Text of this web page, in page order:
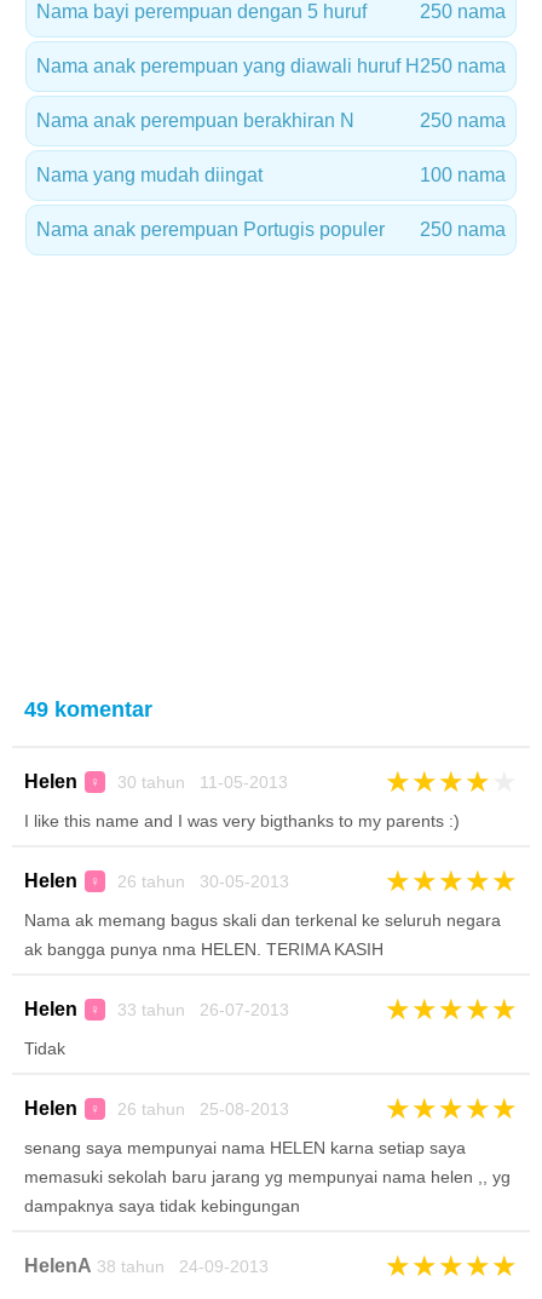
Nama bayi perempuan dengan 5 huruf 250 nama
Nama anak perempuan yang diawali huruf H 250 nama
Nama anak perempuan berakhiran N 250 nama
Nama yang mudah diingat 100 nama
Nama anak perempuan Portugis populer 250 nama
49 komentar
Helen ♀ 30 tahun 11-05-2013 ★★★★
I like this name and I was very bigthanks to my parents :)
Helen ♀ 26 tahun 30-05-2013 ★★★★★
Nama ak memang bagus skali dan terkenal ke seluruh negara
ak bangga punya nma HELEN. TERIMA KASIH
Helen ♀ 33 tahun 26-07-2013 ★★★★★
Tidak
Helen ♀ 26 tahun 25-08-2013 ★★★★★
senang saya mempunyai nama HELEN karna setiap saya
memasuki sekolah baru jarang yg mempunyai nama helen ,, yg
dampaknya saya tidak kebingungan
HelenA 38 tahun 24-09-2013 ★★★★★